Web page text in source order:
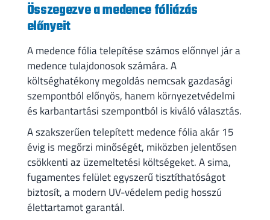
Összegezve a medence fóliázás
előnyeit
A medence fólia telepítése számos előnnyel jár a
medence tulajdonosok számára. A
költséghatékony megoldás nemcsak gazdasági
szempontból előnyös, hanem környezetvédelmi
és karbantartási szempontból is kiváló választás.
A szakszerűen telepített medence fólia akár 15
évig is megőrzi minőségét, miközben jelentősen
csökkenti az üzemeltetési költségeket. A sima,
fugamentes felület egyszerű tisztíthatóságot
biztosít, a modern UV-védelem pedig hosszú
élettartamot garantál.